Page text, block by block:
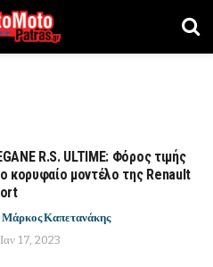
R.S. ULTIME: Φόρος τιμής
κορυφαίο μοντέλο της Renault
Μάρκος Καπετανάκης
Ιαν 17, 2023